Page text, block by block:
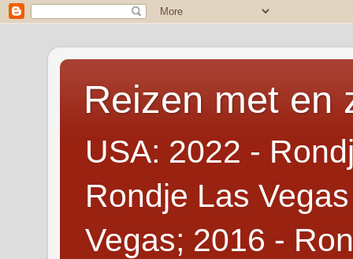
Reizen met en
USA: 2022 -
Rondje Las
Vegas; 2016 -